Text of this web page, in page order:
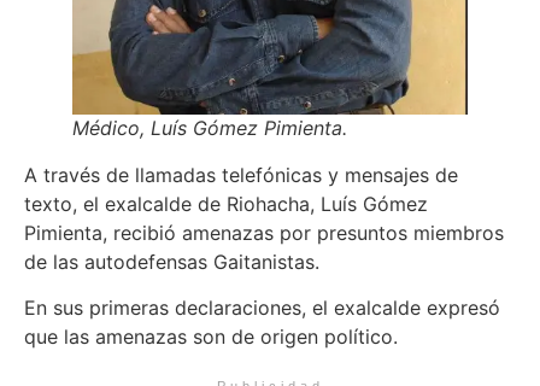
Médico, Luís Gómez Pimienta.
A través de llamadas telefónicas y mensajes de
texto, el exalcalde de Riohacha, Luís Gómez
Pimienta, recibió amenazas por presuntos miembros
de las autodefensas Gaitanistas.
En sus primeras declaraciones, el exalcalde expresó
que las amenazas son de origen político.